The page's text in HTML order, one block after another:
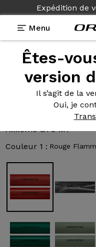
Pays :
Menu
Êtes-
version
Il s’agit de la
Oui, je
Axxome GTO
Axxome GTO M1
Couleur 1 : Rouge